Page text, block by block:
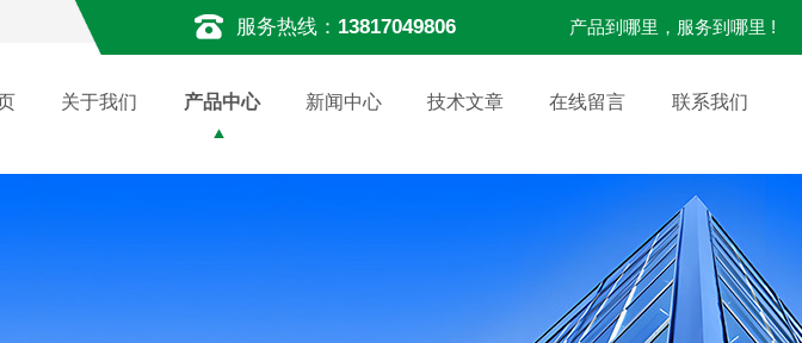
服务热线： 13817049806 产品到哪里，服务到哪里 !
关于我们 产品中心 新闻中心 技术文章 在线留言 联系我们